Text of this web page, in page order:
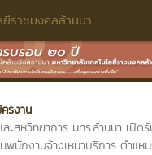
ยีราชมงคลล้านนา
รงาน
ละสหวิทยาการ มทร.ล้านนา เปิด
พนักงานจ้างเหมาบริการ ตำแห